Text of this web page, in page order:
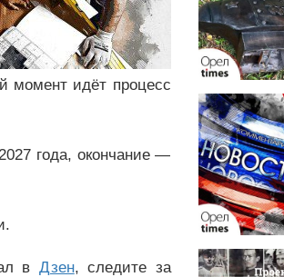
момент идёт процесс
года, окончание —
в Дзен, следите за